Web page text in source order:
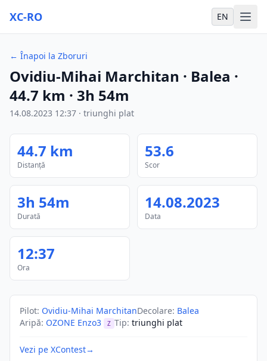
XC-RO EN
← Înapoi la Zboruri
Ovidiu-Mihai Marchitan · Balea ·
44.7 km · 3h 54m
14.08.2023 12:37 · triunghi plat
44.7 km
Distanță
53.6
Scor
3h 54m
Durată
14.08.2023
Data
12:37
Ora
Pilot: Ovidiu-Mihai MarchitanDecolare: Balea
Aripă: OZONE Enzo3 Z Tip: triunghi plat
Vezi pe XContest→